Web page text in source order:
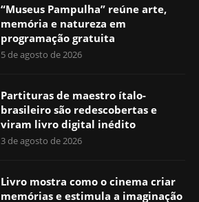
“Museus Pampulha” reúne arte,
memória e natureza em
programação gratuita
5 de agosto de 2026
Partituras de maestro ítalo-
brasileiro são redescobertas e
viram livro digital inédito
3 de agosto de 2026
Livro mostra como o cinema criar
memórias e estimula a imaginação